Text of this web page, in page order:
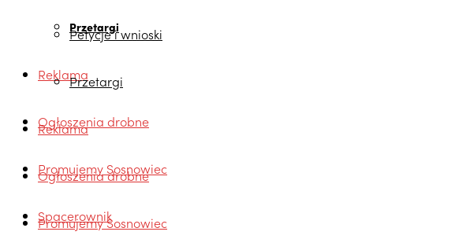
Przetargi
Reklama
Ogłoszenia drobne
Promujemy Sosnowiec
Spacerownik
Petycje i wnioski
Przetargi
Reklama
Ogłoszenia drobne
Promujemy Sosnowiec